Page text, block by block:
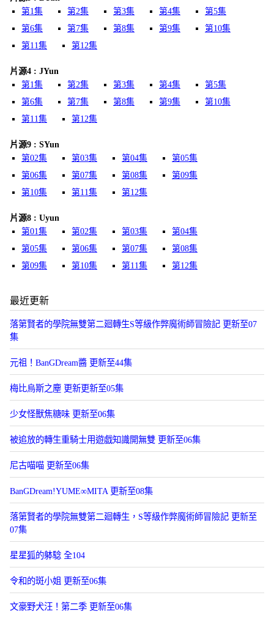
第1集
第2集 第3集 第4集
第5集
第6集
第7集 第8集 第9集
第10集
第11集
第12集
片源4 : JYun
第1集
第2集 第3集 第4集
第5集
第6集
第7集 第8集 第9集
第10集
第11集
第12集
片源9 : SYun
第02集
第03集 第04集
第05集
第06集
第07集 第08集
第09集
第10集
第11集 第12集
片源8 : Uyun
第01集
第02集 第03集
第04集
第05集
第06集 第07集
第08集
第09集
第10集 第11集 第12集
最近更新
落第賢者的學院無雙第二廻轉生S等級作弊魔術師冒險記 更新至07
集
元祖！BanGDream醬 更新至44集
梅比烏斯之塵 更新更新至05集
少女怪獸焦糖味 更新至06集
被追放的轉生重騎士用遊戯知識開無雙 更新至06集
尼古喵喵 更新至06集
BanGDream!YUME∞MITA 更新至08集
落第賢者的學院無雙第二廻轉生，S等級作弊魔術師冒險記 更新至
07集
星星狐的躰騐 全104
令和的斑小姐 更新至06集
文豪野犬汪！第二季 更新至06集